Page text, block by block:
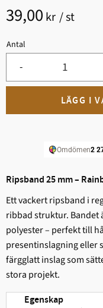
39,00 kr /st
Antal
-
Ripsband 25 mm –
Ett vackert ripsband i
ribbad struktur. Bandet
polyester – perfekt till
presentinslagning eller
färgglatt inslag som
stora projekt.
Egenskap